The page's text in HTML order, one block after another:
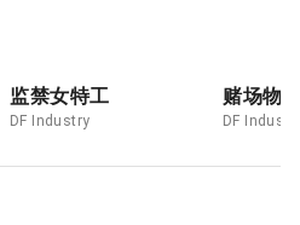
监禁女特工
DF Industry
赌场物
DF